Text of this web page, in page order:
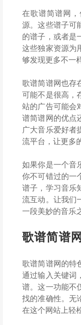
在歌谱简谱网
源。这些谱子可
的谱子，或者是
这些独家资源为
够发现更多不一
歌谱简谱网也存
可能不是很高，
站的广告可能会
谱简谱网的优点
广大音乐爱好者
流平台，让更多
如果你是一个音
你不可错过的一
谱子，学习音乐
流互动。让我们
一段美妙的音乐
歌谱简谱
歌谱简谱网的特
通过输入关键词
谱。这一功能不
找的准确性。无
在这个网站上轻